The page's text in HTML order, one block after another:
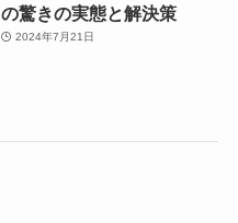
の驚きの実態と解決策
2024年7月21日